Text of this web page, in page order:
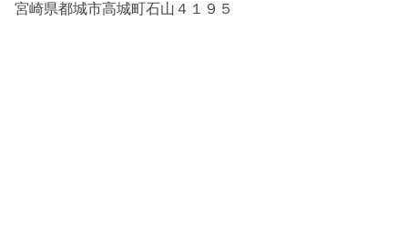
宮崎県都城市高城町石山４１９５